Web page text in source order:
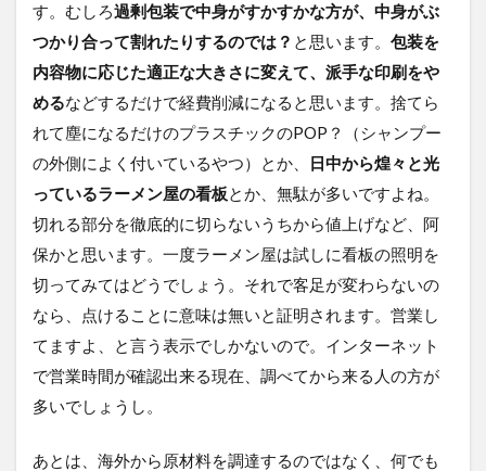
す。むしろ過剰包装で中身がすかすかな方が、中身がぶ
つかり合って割れたりするのでは？ と思います。 包装を
内容物に応じた適正な大きさに変えて、派手な印刷をや
めるなどするだけで経費削減になると思います。捨てら
れて塵になるだけのプラスチックのPOP？（シャンプー
の外側によく付いているやつ）とか、
日中から煌々と光
っているラーメン屋の看板とか、無駄が多いですよね。
切れる部分を徹底的に切らないうちから値上げなど、阿
保かと思います。一度ラーメン屋は試しに看板の照明を
切ってみてはどうでしょう。それで客足が変わらないの
なら、点けることに意味は無いと証明されます。営業し
てますよ、と言う表示でしかないので。インターネット
で営業時間が確認出来る現在、調べてから来る人の方が
多いでしょうし。
あとは、海外から原材料を調達するのではなく、何でも